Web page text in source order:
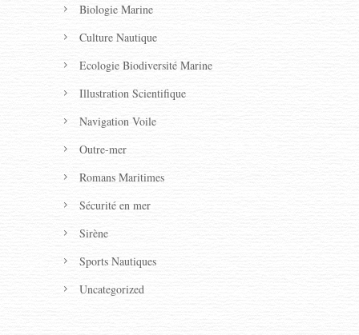
Biologie Marine
Culture Nautique
Ecologie Biodiversité Marine
Illustration Scientifique
Navigation Voile
Outre-mer
Romans Maritimes
Sécurité en mer
Sirène
Sports Nautiques
Uncategorized